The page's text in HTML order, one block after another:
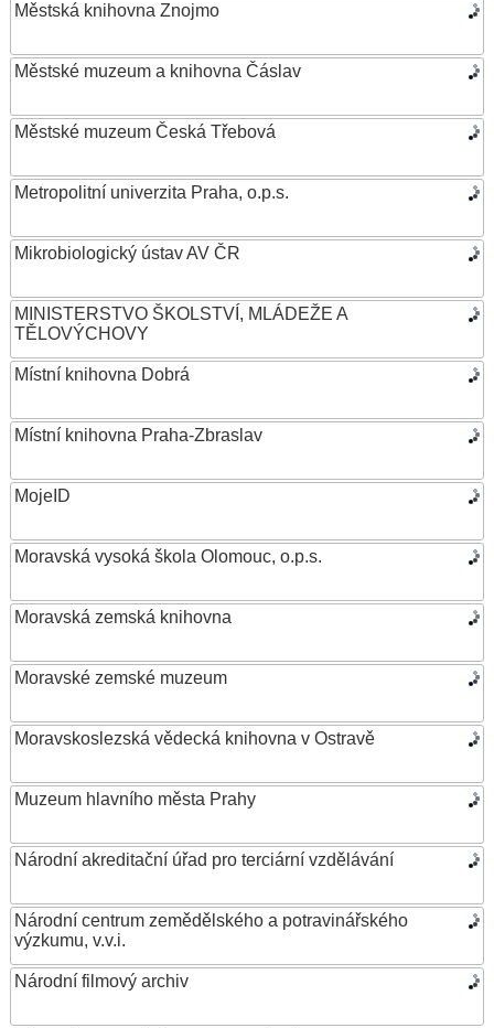
Městská knihovna Znojmo
Městské muzeum a knihovna Čáslav
Městské muzeum Česká Třebová
Metropolitní univerzita Praha, o.p.s.
Mikrobiologický ústav AV ČR
MINISTERSTVO ŠKOLSTVÍ, MLÁDEŽE A
TĚLOVÝCHOVY
Místní knihovna Dobrá
Místní knihovna Praha-Zbraslav
MojeID
Moravská vysoká škola Olomouc, o.p.s.
Moravská zemská knihovna
Moravské zemské muzeum
Moravskoslezská vědecká knihovna v Ostravě
Muzeum hlavního města Prahy
Národní akreditační úřad pro terciární vzdělávání
Národní centrum zemědělského a potravinářského
výzkumu, v.v.i.
Národní filmový archiv